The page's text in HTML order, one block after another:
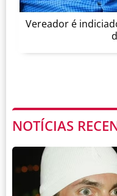
Vereador é
NOTÍCIAS